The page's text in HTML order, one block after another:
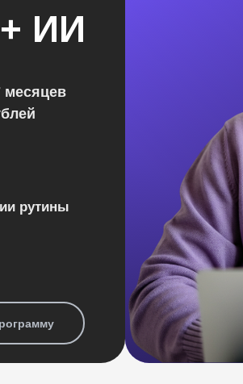
ИИ
рутины
месяцев